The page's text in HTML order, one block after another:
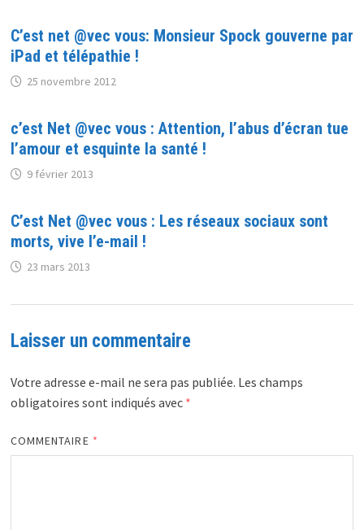
C’est net @vec vous: Monsieur Spock gouverne par
iPad et télépathie !
25 novembre 2012
c’est Net @vec vous : Attention, l’abus d’écran tue
l’amour et esquinte la santé !
9 février 2013
C’est Net @vec vous : Les réseaux sociaux sont
morts, vive l’e-mail !
23 mars 2013
Laisser un commentaire
Votre adresse e-mail ne sera pas publiée. Les champs
obligatoires sont indiqués avec *
COMMENTAIRE *